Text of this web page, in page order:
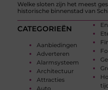
Welke sloten zijn het meest
historische binnenstad van
CATEGORIEËN
Aanbiedingen
Adverteren
Alarmsysteem
Architectuur
Attracties
Auto